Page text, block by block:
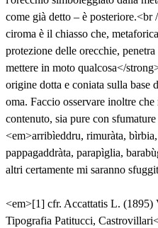
come già detto – è
ciroma è il chiasso che,
protezione delle orecchie,
mettere in moto qualcosa</
origine dotta e coniata sulla
oma. Faccio osservare inoltre
contenuto, sia pure con
<em>arribìeddru, rimuràta,
pappagaddràta, parapìglia,
altri certamente mi saranno
<em>[1] cfr. Accattatis L. (1895)
Tipografia Patitucci,